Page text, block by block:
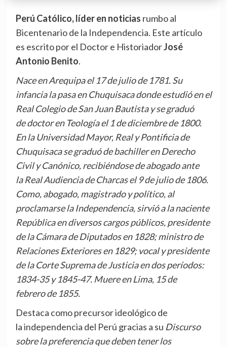
Perú Católico, líder en noticias rumbo al
Bicentenario de la Independencia. Este artículo
es escrito por el Doctor e HistoriadorJosé
Antonio Benito.
Nace en Arequipa el 17 de julio de 1781. Su
infancia la pasa en Chuquisaca donde estudió en el
Real Colegio de San Juan Bautista y se graduó
de doctor en Teología el 1 de diciembre de 1800.
En la Universidad Mayor, Real y Pontificia de
Chuquisaca se graduó de bachiller en Derecho
Civil y Canónico, recibiéndose de abogado ante
la Real Audiencia de Charcas el 9 de julio de 1806.
Como, abogado, magistrado y político, al
proclamarse la Independencia, sirvió a la naciente
República en diversos cargos públicos, presidente
de la Cámara de Diputados en 1828; ministro de
Relaciones Exteriores en 1829; vocal y presidente
de la Corte Suprema de Justicia en dos períodos:
1834-35 y 1845-47. Muere en Lima, 15 de
febrero de 1855.
Destaca como precursor ideológico de
la independencia del Perú gracias a su Discurso
sobre la preferencia que deben tener los